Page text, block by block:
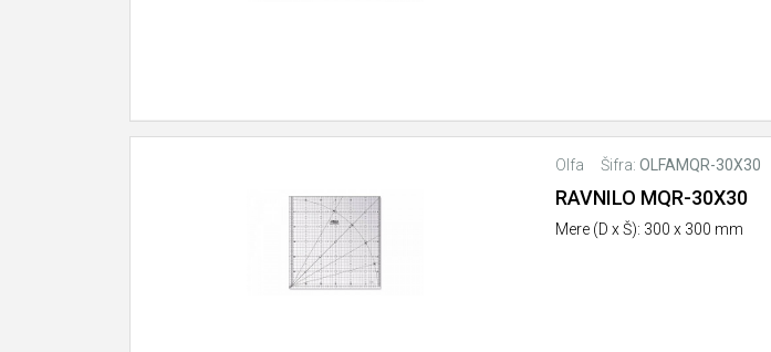
Olfa Šifra:OLFAMQR-30X30
RAVNILO MQR-30X30
Mere (D x Š): 300 x 300 mm